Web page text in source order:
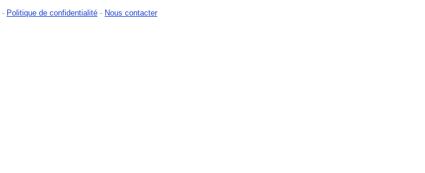
- Politique de confidentialité - Nous contacter